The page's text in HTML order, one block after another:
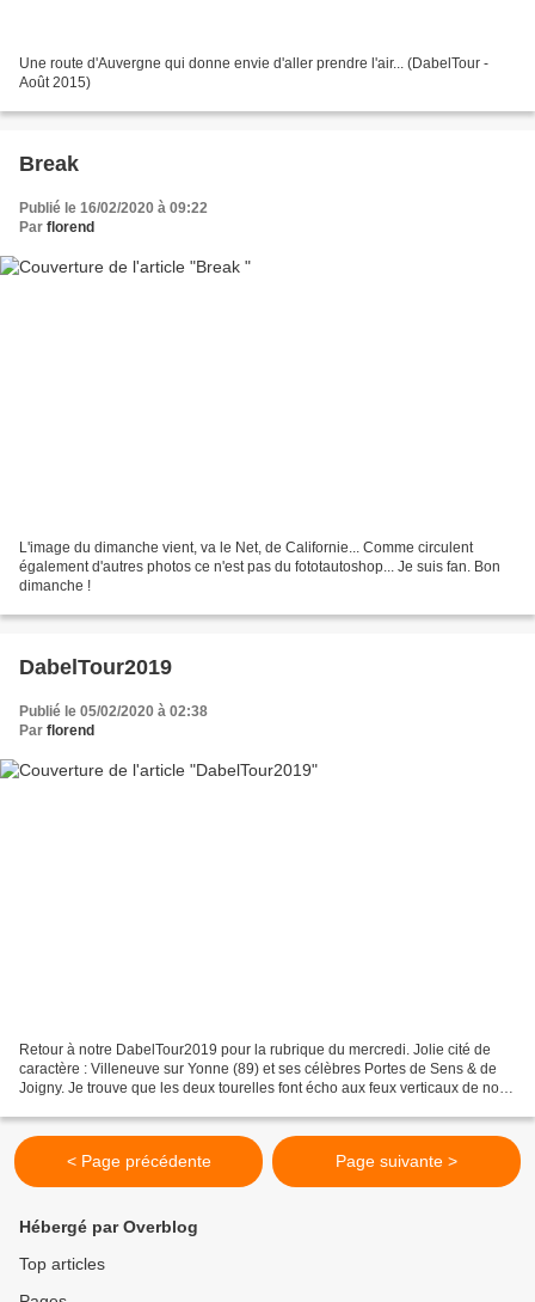
Une route d'Auvergne qui donne envie d'aller prendre l'air... (DabelTour -
Août 2015)
Break
Publié le 16/02/2020 à 09:22
Par florend
L'image du dimanche vient, va le Net, de Californie... Comme circulent
également d'autres photos ce n'est pas du fototautoshop... Je suis fan. Bon
dimanche !
DabelTour2019
Publié le 05/02/2020 à 02:38
Par florend
Retour à notre DabelTour2019 pour la rubrique du mercredi. Jolie cité de
caractère : Villeneuve sur Yonne (89) et ses célèbres Portes de Sens & de
Joigny. Je trouve que les deux tourelles font écho aux feux verticaux de notre
< Page précédente Page suivante >
Hébergé par Overblog
Top articles